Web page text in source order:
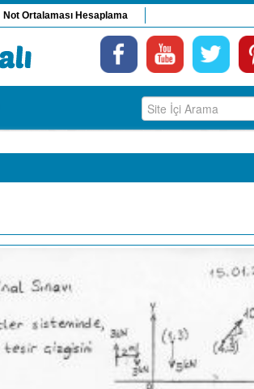
Not Ortalaması Hesaplama